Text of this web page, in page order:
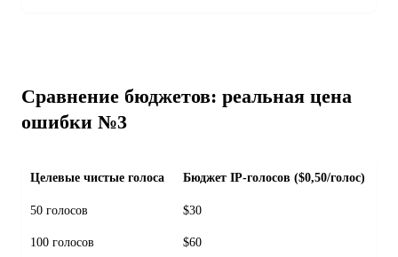
Сравнение бюджетов: реальная цена
ошибки №3
Целевые чистые голоса Бюджет IP-голосов ($0,50/голос)
50 голосов $30
100 голосов $60